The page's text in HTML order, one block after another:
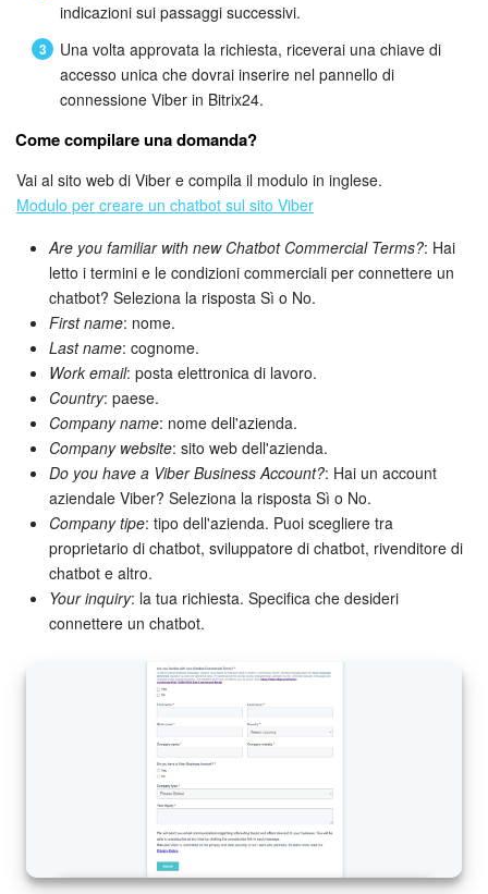
Incarichi e progetti
Progetti IA
CRM
Prenotazione online
Contact Center
Sales Center
Analisi CRM
Generatore BI
Bitrix24 Market
Siti e store
Online store
Dipendenti
Knowledge base
Firma elettronica
Firma elettronica per HR
Automazione
Flussi di lavoro
indicazioni sui passaggi successivi.
Una volta approvata la richiesta, riceverai una chiave di
accesso unica che dovrai inserire nel pannello di
connessione Viber in Bitrix24.
Come compilare una domanda?
Vai al sito web di Viber e compila il modulo in inglese.
Modulo per creare un chatbot sul sito Viber
Are you familiar with new Chatbot Commercial Terms?: Hai
letto i termini e le condizioni commerciali per connettere un
chatbot? Seleziona la risposta Sì o No.
First name: nome.
Last name: cognome.
Work email: posta elettronica di lavoro.
Country: paese.
Company name: nome dell'azienda.
Company website: sito web dell'azienda.
Do you have a Viber Business Account?: Hai un account
aziendale Viber? Seleziona la risposta Sì o No.
Company tipe: tipo dell'azienda. Puoi scegliere tra
proprietario di chatbot, sviluppatore di chatbot, rivenditore di
chatbot e altro.
Your inquiry: la tua richiesta. Specifica che desideri
connettere un chatbot.